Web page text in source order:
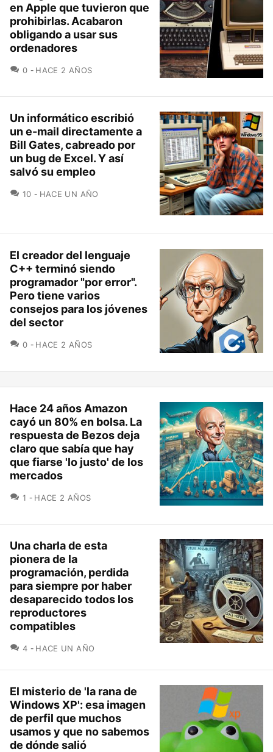
en Apple que tuvieron que
prohibirlas. Acabaron
obligando a usar sus
ordenadores
0 COMENTARIOS
HACE 2 AÑOS
Un informático escribió
un e-mail directamente a
Bill Gates, cabreado por
un bug de Excel. Y así
salvó su empleo
10 COMENTARIOS
HACE UN AÑO
El creador del lenguaje
C++ terminó siendo
programador "por error".
Pero tiene varios
consejos para los jóvenes
del sector
0 COMENTARIOS
HACE 2 AÑOS
Hace 24 años Amazon
cayó un 80% en bolsa. La
respuesta de Bezos deja
claro que sabía que hay
que fiarse 'lo justo' de los
mercados
1 COMENTARIOS
HACE 2 AÑOS
Una charla de esta
pionera de la
programación, perdida
para siempre por haber
desaparecido todos los
reproductores
compatibles
4 COMENTARIOS
HACE UN AÑO
El misterio de 'la rana de
Windows XP': esa imagen
de perfil que muchos
usamos y que no sabemos
de dónde salió